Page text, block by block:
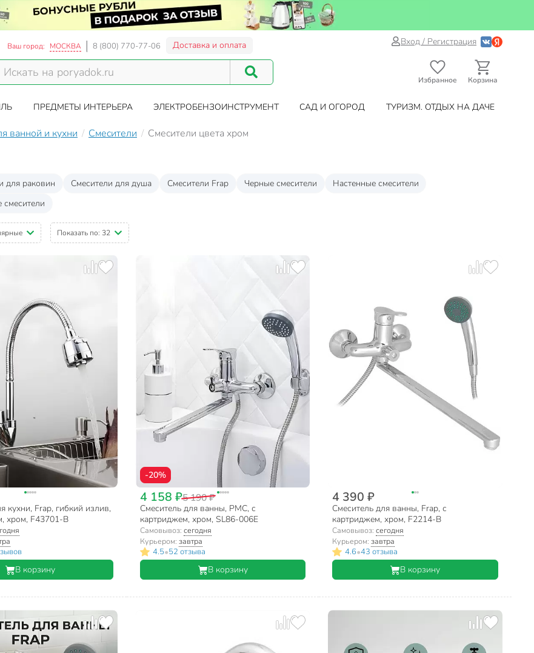
Ваш город: МОСКВА 8 (800) 770-77-06 Доставка и оплата Вход / Регистрация
Избранное Корзина
ПРЕДМЕТЫ ИНТЕРЬЕРА ЭЛЕКТРОБЕНЗОИНСТРУМЕНТ САД И ОГОРОД ТУРИЗМ. ОТДЫХ НА ДАЧЕ
ванной и кухни Смесители Смесители цвета хром
для раковин Смесители для душа Смесители Frap Черные смесители
Настенные смесители
смесители
Показать по: 32
кухни, Frap, гибкий излив,
хром, F43701-B
В корзину
-20%
4 158 ₽5 190 ₽
Смеситель для ванны, РМС, с
картриджем, хром, SL86-006E
Самовывоз: сегодня
Курьером: завтра
4.5•52 отзыва
В корзину
4 390 ₽
Смеситель для ванны, Frap, с
картриджем, хром, F2214-B
Самовывоз:сегодня
Курьером:завтра
4.6•43 отзыва
В корзину